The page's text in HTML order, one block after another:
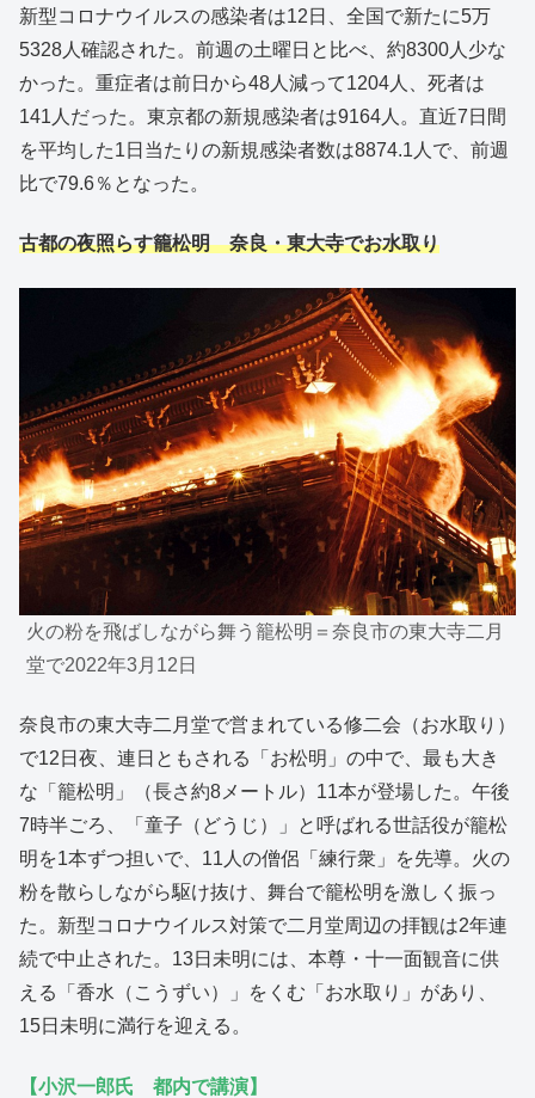
新型コロナウイルスの感染者は12日、全国で新たに5万
5328人確認された。前週の土曜日と比べ、約8300人少な
かった。重症者は前日から48人減って1204人、死者は
141人だった。東京都の新規感染者は9164人。直近7日間
を平均した1日当たりの新規感染者数は8874.1人で、前週
比で79.6％となった。
古都の夜照らす籠松明 奈良・東大寺でお水取り
火の粉を飛ばしながら舞う籠松明＝奈良市の東大寺二月
堂で2022年3月12日
奈良市の東大寺二月堂で営まれている修二会（お水取り）
で12日夜、連日ともされる「お松明」の中で、最も大き
な「籠松明」（長さ約8メートル）11本が登場した。午後
7時半ごろ、「童子（どうじ）」と呼ばれる世話役が籠松
明を1本ずつ担いで、11人の僧侶「練行衆」を先導。火の
粉を散らしながら駆け抜け、舞台で籠松明を激しく振っ
た。新型コロナウイルス対策で二月堂周辺の拝観は2年連
続で中止された。13日未明には、本尊・十一面観音に供
える「香水（こうずい）」をくむ「お水取り」があり、
15日未明に満行を迎える。
【小沢一郎氏 都内で講演】